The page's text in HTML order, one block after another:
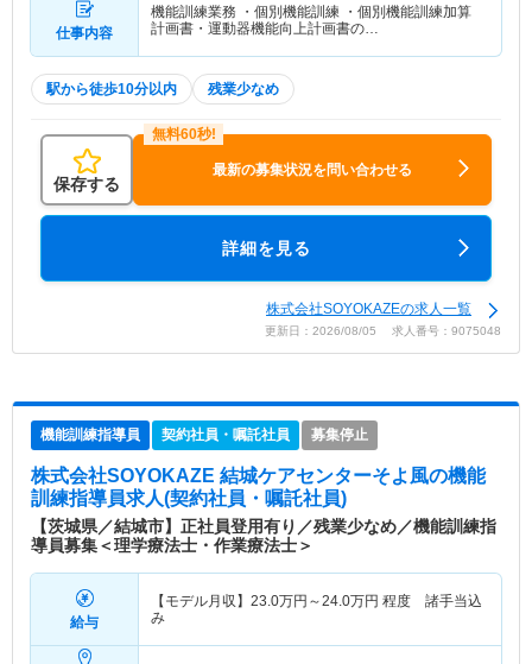
仕事内容
機能訓練業務 ・個別機能訓練 ・個別機能訓練加算
計画書・運動器機能向上計画書の…
駅から徒歩10分以内 残業少なめ
保存する
最新の募集状況を問い合わせる
詳細を見る
株式会社SOYOKAZEの求人一覧
更新日：2026/08/05 求人番号：9075048
機能訓練指導員 契約社員・嘱託社員 募集停止
株式会社SOYOKAZE 結城ケアセンターそよ風の機能
訓練指導員求人(契約社員・嘱託社員)
【茨城県／結城市】正社員登用有り／残業少なめ／機能訓練指
導員募集＜理学療法士・作業療法士＞
給与
【モデル月収】 23.0万円～24.0万円 程度 諸手当込
み